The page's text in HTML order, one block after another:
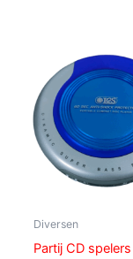
Diversen
Partij CD spelers